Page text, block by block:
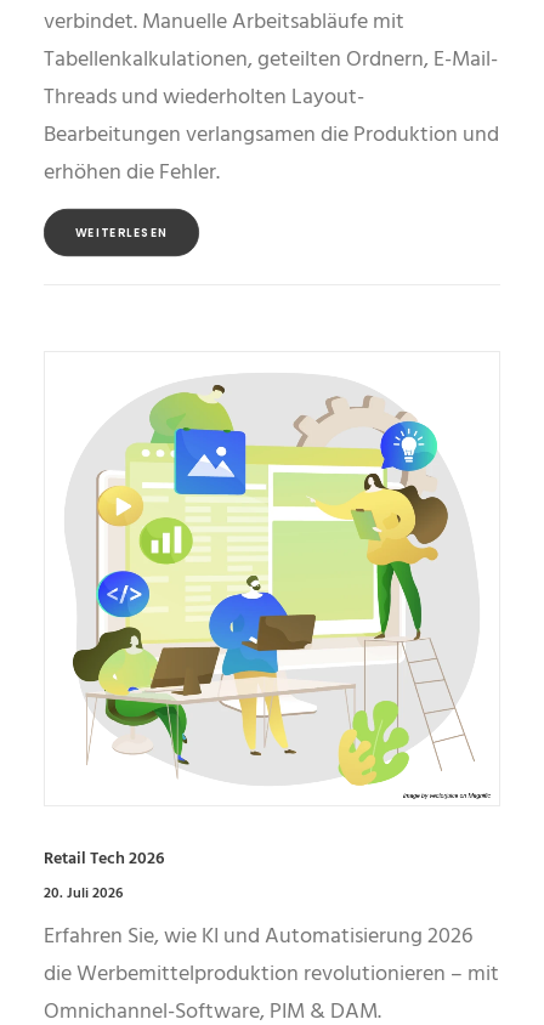
verbindet. Manuelle Arbeitsabläufe mit
Tabellenkalkulationen, geteilten Ordnern, E-Mail-
Threads und wiederholten Layout-
Bearbeitungen verlangsamen die Produktion und
erhöhen die Fehler.
WEITERLESEN
Retail Tech 2026
20. Juli 2026
Erfahren Sie, wie KI und Automatisierung 2026
die Werbemittelproduktion revolutionieren – mit
Omnichannel-Software, PIM & DAM.